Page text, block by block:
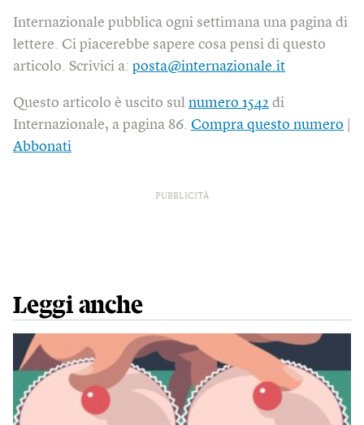
Internazionale pubblica ogni settimana una pagina di
lettere. Ci piacerebbe sapere cosa pensi di questo
articolo. Scrivici a: posta@internazionale.it
Questo articolo è uscito sul numero 1542 di
Internazionale, a pagina 86. Compra questo numero
Abbonati
PUBBLICITÀ
Leggi anche